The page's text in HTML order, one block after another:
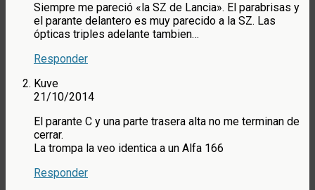
Siempre me pareció «la SZ de Lancia». El parabrisas y
el parante delantero es muy parecido a la SZ. Las
ópticas triples adelante tambien…
Responder
Kuve
21/10/2014
El parante C y una parte trasera alta no me terminan de
cerrar.
La trompa la veo identica a un Alfa 166
Responder